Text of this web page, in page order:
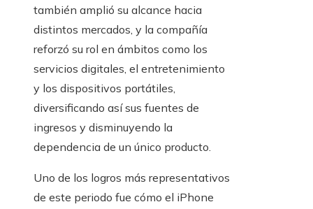
también amplió su alcance hacia
distintos mercados, y la compañía
reforzó su rol en ámbitos como los
servicios digitales, el entretenimiento
y los dispositivos portátiles,
diversificando así sus fuentes de
ingresos y disminuyendo la
dependencia de un único producto.
Uno de los logros más representativos
de este periodo fue cómo el iPhone